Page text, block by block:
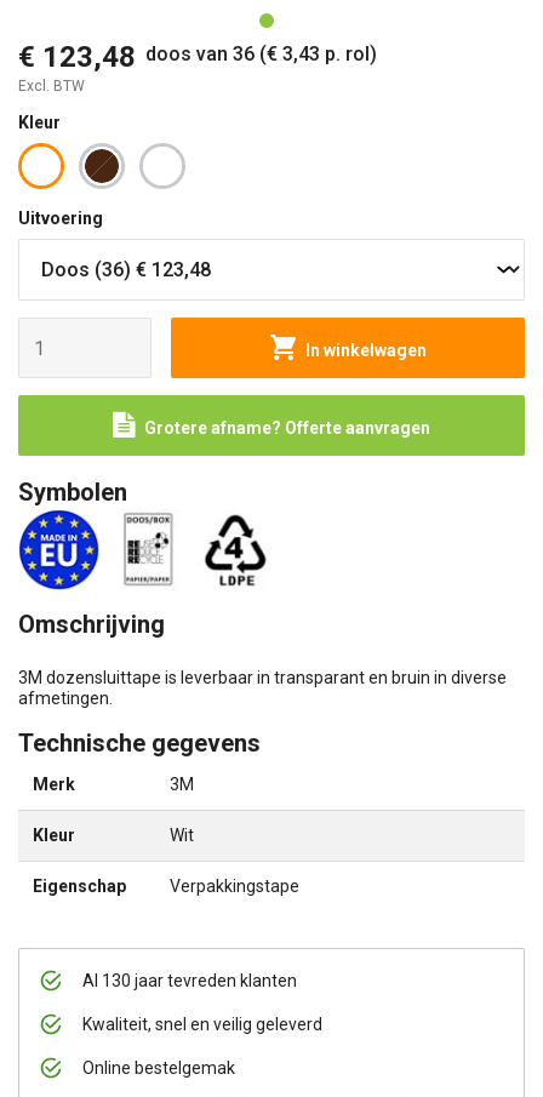
€ 123,48 doos van 36 (€ 3,43 p. rol)
Excl. BTW
Kleur
Uitvoering
In winkelwagen
Grotere afname? Offerte aanvragen
Al 130 jaar tevreden klanten
Kwaliteit, snel en veilig geleverd
Online bestelgemak
Symbolen
Omschrijving
3M dozensluittape is leverbaar in transparant en bruin in diverse
afmetingen.
Technische gegevens
Merk 3M
Kleur Wit
Eigenschap Verpakkingstape